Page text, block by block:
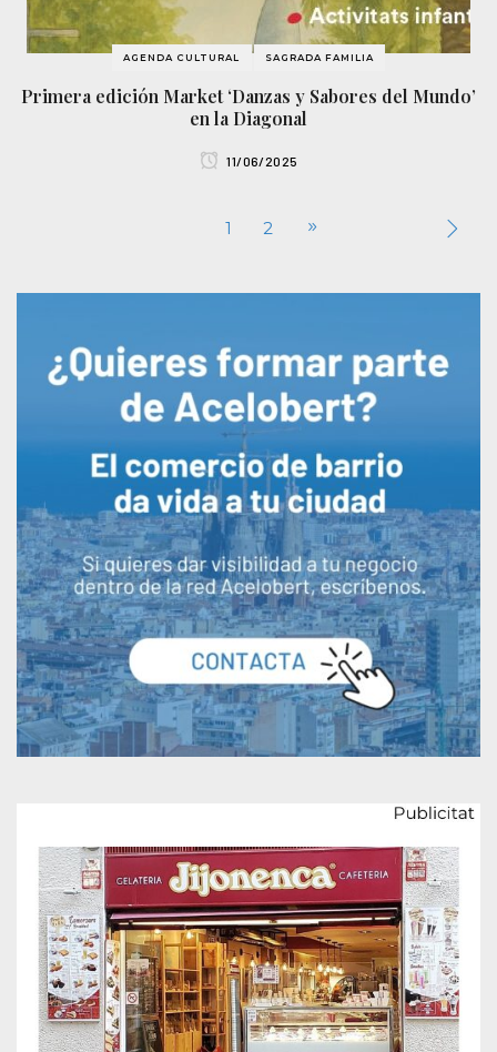
AGENDA CULTURAL SAGRADA FAMILIA
Primera edición Market ‘Danzas y Sabores del Mundo’
en la Diagonal
11/06/2025
1 2